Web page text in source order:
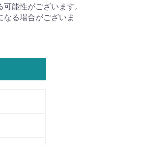
能性がございます。
る場合がございま